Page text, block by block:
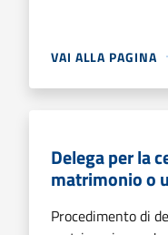
VAI ALLA PAGINA
Delega per la
matrimonio o
Procedimento di